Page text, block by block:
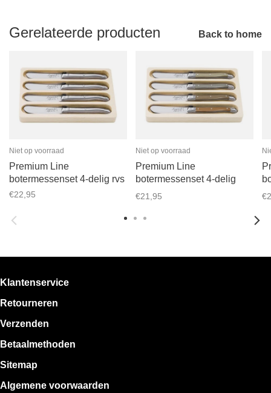
Gerelateerde producten Back to home
Niet op voorraad
Premium Line
botermessenset 4-delig rvs
€22,95
Niet op voorraad
Premium Line
botermessenset 4-delig
tresure
€21,95
Klantenservice
Retourneren
Verzenden
Betaalmethoden
Sitemap
Algemene voorwaarden